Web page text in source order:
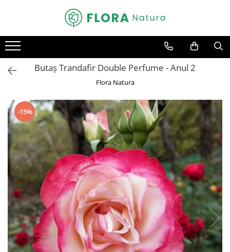
Mar
Par
Prun
Smochin
Visin
Conifere
Abies
Chiparos
Ienupar
Picea
Pin
Butaș Trandafir Double Perfume - Anul 2
Flora Natura
-15%